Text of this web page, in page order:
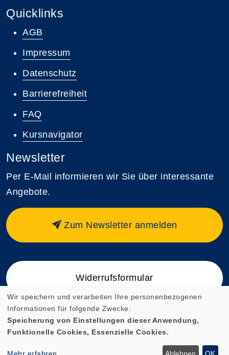
Quicklinks
AGB
Impressum
Datenschutz
Barrierefreiheit
FAQ
Kursnavigator
Newsletter
Per E-Mail informieren wir Sie über interessante
Angebote.
Zum Newsletter anmelden
Widerrufsformular
Cookie Einstellungen
Wir speichern und verarbeiten Ihre personenbezogenen
Informationen für folgende Zwecke:
Speicherung von Einstellungen dieser Anwendung,
Funktionelle Cookies, Essenzielle Cookies.